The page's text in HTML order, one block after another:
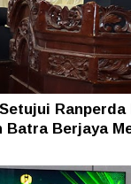
Batra Berjaya